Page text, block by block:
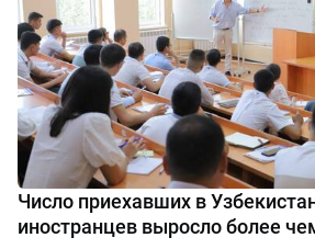
Число приехавших в
иностранцев выросло более